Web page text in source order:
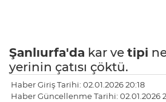
Şanlıurfa'da kar ve tipi
yerinin çatısı çöktü.
Haber Giriş Tarihi: 02.01.2026 20:18
Haber Güncellenme Tarihi: 02.01.2026